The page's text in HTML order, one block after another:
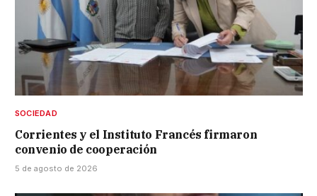
SOCIEDAD
Corrientes y el Instituto Francés firmaron
convenio de cooperación
5 de agosto de 2026